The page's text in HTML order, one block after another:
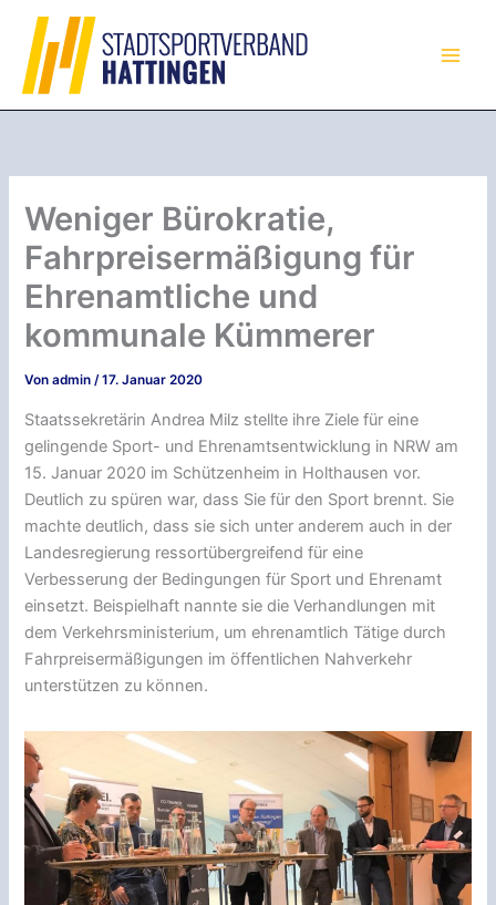
Inhalt
springen
Weniger Bürokratie,
Fahrpreisermäßigung für
Ehrenamtliche und
kommunale Kümmerer
Vonadmin/17. Januar 2020
Staatssekretärin Andrea Milz stellte ihre Ziele für eine
gelingende Sport- und Ehrenamtsentwicklung in NRW am
15. Januar 2020 im Schützenheim in Holthausen vor.
Deutlich zu spüren war, dass Sie für den Sport brennt. Sie
machte deutlich, dass sie sich unter anderem auch in der
Landesregierung ressortübergreifend für eine
Verbesserung der Bedingungen für Sport und Ehrenamt
einsetzt. Beispielhaft nannte sie die Verhandlungen mit
dem Verkehrsministerium, um ehrenamtlich Tätige durch
Fahrpreisermäßigungen im öffentlichen Nahverkehr
unterstützen zu können.